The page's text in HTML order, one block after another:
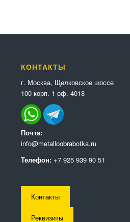
КОНТАКТЫ
г. Москва, Щелковское шоссе
100 корп. 1 оф. 4018
Почта:
info@metalloobrabotka.ru
Телефон: +7 925 939 90 51
Контакты
Реквизиты